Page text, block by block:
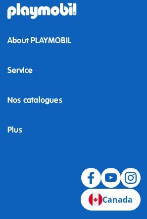
About PLAYMOBIL
Service
Nos catalogues
Plus
Canada